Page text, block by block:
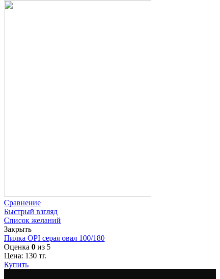
Сравнение
Быстрый взгляд
Список желаний
Закрыть
Пилка OPI серая овал 100/180
Оценка 0 из 5
Цена: 130 тг.
Купить